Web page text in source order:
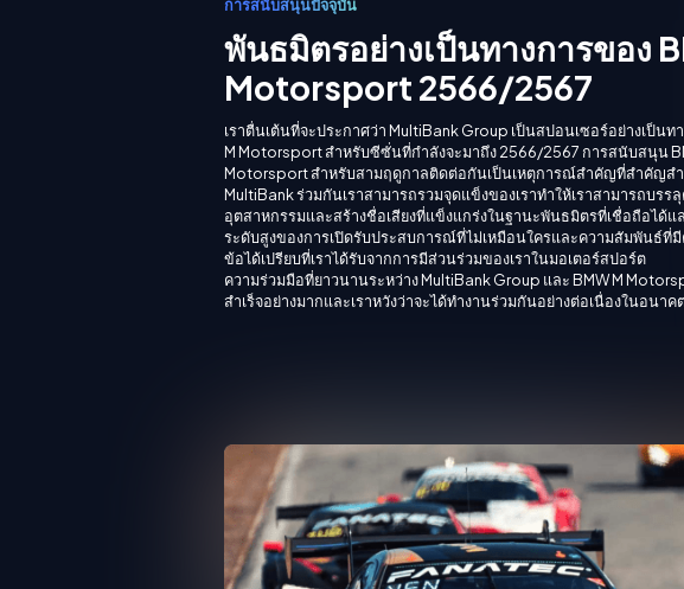
การสนับสนุนปัจจุบัน
พันธมิตรอย่างเป็นทางการของ
Motorsport 2566/2567
เราตื่นเต้นที่จะประกาศว่า MultiBank Group เป็นสปอนเซอร์อย่างเป็นท
M Motorsport สำหรับซีซั่นที่กำลังจะมาถึง 2566/2567 การสนับสนุน
Motorsport สำหรับสามฤดูกาลติดต่อกันเป็นเหตุการณ์สำคัญที่สำคัญส
MultiBank ร่วมกันเราสามารถรวมจุดแข็งของเราทำให้เราสามารถบรร
อุตสาหกรรมและสร้างชื่อเสียงที่แข็งแกร่งในฐานะพันธมิตรที่เชื่อถือได้แ
ระดับสูงของการเปิดรับประสบการณ์ที่ไม่เหมือนใครและความสัมพันธ์ที่มี
ข้อได้เปรียบที่เราได้รับจากการมีส่วนร่วมของเราในมอเตอร์สปอร์ต
ความร่วมมือที่ยาวนานระหว่าง MultiBank Group และ BMW M
สำเร็จอย่างมากและเราหวังว่าจะได้ทำงานร่วมกันอย่างต่อเนื่องในอนาค